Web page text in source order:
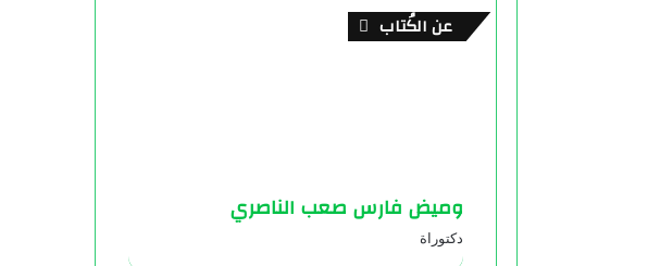
عن الكُتاب
وميض فارس صعب الناصري
دكتوراة